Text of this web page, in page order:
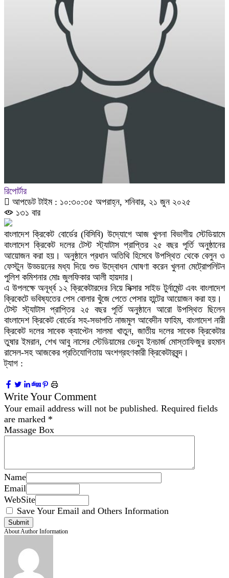
রিপোর্টার
আপডেট টাইম : ১০:৩০:৩৫ অপরাহ্ন, শনিবার, ২১ জুন ২০২৫
১৩১ বার
বাংলাদেশ ক্রিকেট বোর্ডের (বিসিবি) উদ্যোগে আজ খুলনা বিভাগীয় স্টেডিয়ামে
বাংলাদেশ ক্রিকেট দলের টেস্ট স্ট্যাটাস প্রাপ্তির ২৫ বছর পূর্তি অনুষ্ঠানের
আয়োজন করা হয়। অনুষ্ঠানে প্রধান অতিথি হিসেবে উপস্থিত থেকে বেলুন ও
ফেস্টুন উড্ডয়নের মধ্য দিয়ে শুভ উদ্বোধন ঘোষণা করেন খুলনা মেট্রোপলিটন
পুলিশ কমিশনার মোঃ জুলফিকার আলী হায়দার।
এ উপলক্ষে অনূর্ধ্ব ১২ ক্রিকেটারদের নিয়ে সিক্সার সাইড টুর্নামেন্ট এবং বাংলাদেশ
ক্রিকেটে ভবিষ্যতের পেস বোলার খুঁজে পেতে পেসার হান্টের আয়োজন করা হয়।
টেস্ট স্ট্যাটাস প্রাপ্তির ২৫ বছর পূর্তি অনুষ্ঠানে আরো উপস্থিত ছিলেন
বাংলাদেশ ক্রিকেট বোর্ডের সহ-সভাপতি নাজমুল আবেদীন ফাহিম, বাংলাদেশ নারী
ক্রিকেট দলের সাবেক ক্যাপ্টেন সালমা খাতুন, জাতীয় দলের সাবেক ক্রিকেটার
তুষার ইমরান, শেখ আবু নাসের স্টেডিয়ামের ভেন্যু ইনচার্জ মোস্তাফিজুর রহমান
রাসেল-সহ আজকের প্রতিযোগিতায় অংশগ্রহণকারী ক্রিকেটারবৃন্দ।
ট্যাগ :
Write Your Comment
Your email address will not be published. Required fields
are marked *
Massage Box
Name
Email
WebSite
Save Your Email and Others Information
About Author Information